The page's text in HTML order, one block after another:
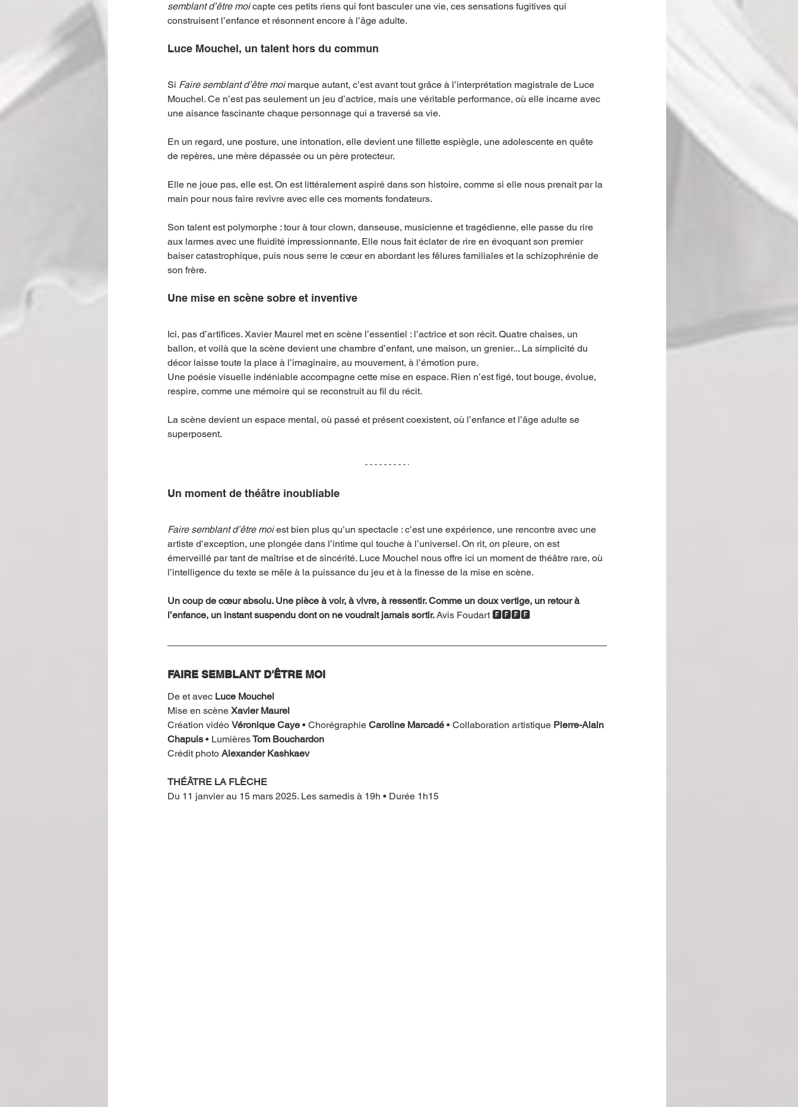
semblant d’être moi capte ces petits riens qui font basculer une vie, ces sensations fugitives qui
construisent l’enfance et résonnent encore à l’âge adulte.
Luce Mouchel, un talent hors du commun
Si Faire semblant d’être moi marque autant, c’est avant tout grâce à l’interprétation magistrale de Luce
Mouchel. Ce n’est pas seulement un jeu d’actrice, mais une véritable performance, où elle incarne avec
une aisance fascinante chaque personnage qui a traversé sa vie.
En un regard, une posture, une intonation, elle devient une fillette espiègle, une adolescente en quête
de repères, une mère dépassée ou un père protecteur.
Elle ne joue pas, elle est. On est littéralement aspiré dans son histoire, comme si elle nous prenait par la
main pour nous faire revivre avec elle ces moments fondateurs.
Son talent est polymorphe : tour à tour clown, danseuse, musicienne et tragédienne, elle passe du rire
aux larmes avec une fluidité impressionnante. Elle nous fait éclater de rire en évoquant son premier
baiser catastrophique, puis nous serre le cœur en abordant les fêlures familiales et la schizophrénie de
son frère.
Une mise en scène sobre et inventive
Ici, pas d’artifices. Xavier Maurel met en scène l’essentiel : l’actrice et son récit. Quatre chaises, un
ballon, et voilà que la scène devient une chambre d’enfant, une maison, un grenier... La simplicité du
décor laisse toute la place à l’imaginaire, au mouvement, à l’émotion pure.
Une poésie visuelle indéniable accompagne cette mise en espace. Rien n’est figé, tout bouge, évolue,
respire, comme une mémoire qui se reconstruit au fil du récit.
La scène devient un espace mental, où passé et présent coexistent, où l’enfance et l’âge adulte se
superposent.
Un moment de théâtre inoubliable
Faire semblant d’être moi est bien plus qu’un spectacle : c’est une expérience, une rencontre avec une
artiste d’exception, une plongée dans l’intime qui touche à l’universel. On rit, on pleure, on est
émerveillé par tant de maîtrise et de sincérité. Luce Mouchel nous offre ici un moment de théâtre rare, où
l’intelligence du texte se mêle à la puissance du jeu et à la finesse de la mise en scène.
Un coup de cœur absolu. Une pièce à voir, à vivre, à ressentir. Comme un doux vertige, un retour à
l’enfance, un instant suspendu dont on ne voudrait jamais sortir. Avis Foudart 🅵🅵🅵🅵
FAIRE SEMBLANT D'ÊTRE MOI
De et avec Luce Mouchel
Mise en scène Xavier Maurel
Création vidéo Véronique Caye • Chorégraphie Caroline Marcadé • Collaboration artistique Pierre-Alain
Chapuis • Lumières Tom Bouchardon
Crédit photo Alexander Kashkaev
THÉÂTRE LA FLÈCHE
Du 11 janvier au 15 mars 2025. Les samedis à 19h • Durée 1h15